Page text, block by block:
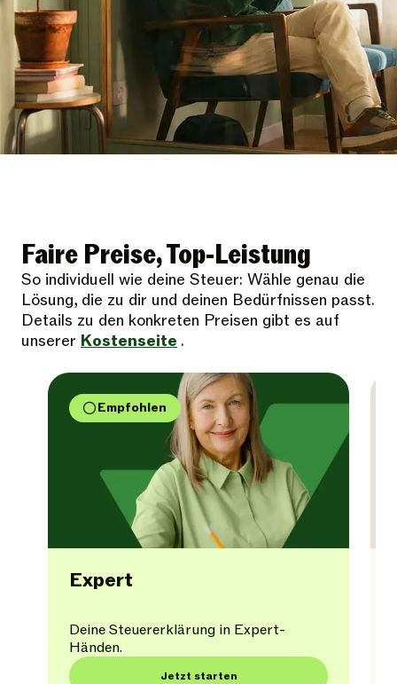
Faire Preise, Top-Leistung
So individuell wie deine Steuer: Wähle genau die
Lösung, die zu dir und deinen Bedürfnissen passt.
Details zu den konkreten Preisen gibt es auf
unserer Kostenseite .
Empfohlen
Expert
Deine Steuererklärung in Expert-
Händen.
Jetzt starten